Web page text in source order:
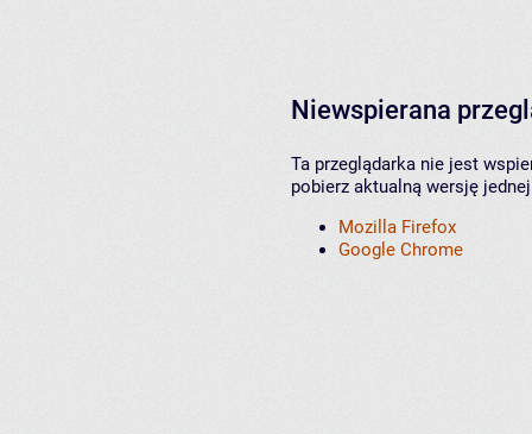
Niewspierana
Ta przeglądarka nie jest
pobierz aktualną wersję
Mozilla Firefox
Google Chrome